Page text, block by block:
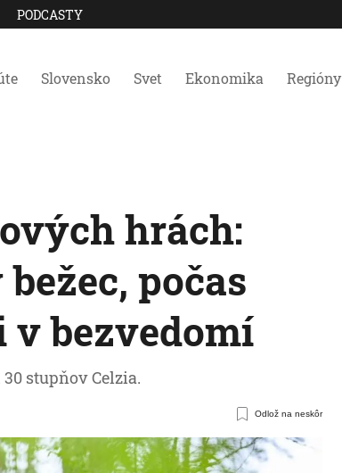
PODCASTY
Slovensko Svet Ekonomika Regióny
hrách:
počas
v bezvedomí
stupňov Celzia.
Odlož na neskôr